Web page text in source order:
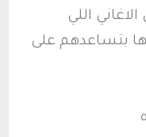
اللي
بتساعدهم على